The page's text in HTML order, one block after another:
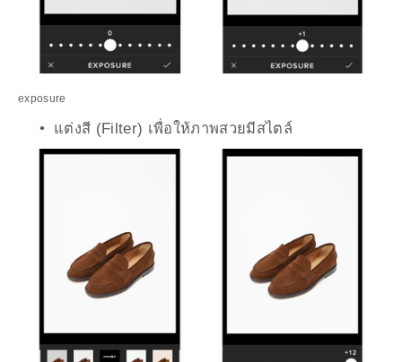
exposure
แต่งสี (Filter) เพื่อให้ภาพสวยมีสไตล์